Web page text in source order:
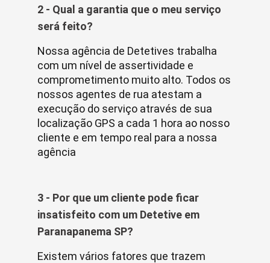
2 - Qual a garantia que o meu serviço
será feito?
Nossa agência de Detetives trabalha
com um nível de assertividade e
comprometimento muito alto. Todos os
nossos agentes de rua atestam a
execução do serviço através de sua
localização GPS a cada 1 hora ao nosso
cliente e em tempo real para a nossa
agência
3 - Por que um cliente pode ficar
insatisfeito com um Detetive em
Paranapanema SP?
Existem vários fatores que trazem